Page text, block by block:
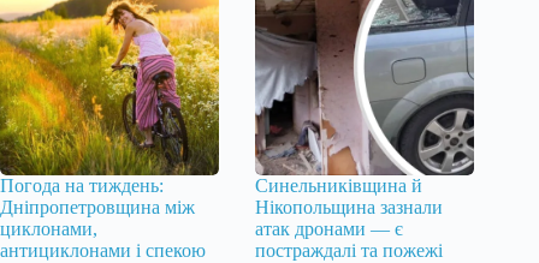
Погода на тиждень:
Дніпропетровщина між
циклонами,
антициклонами і спекою
Синельниківщина й
Нікопольщина зазнали
атак дронами — є
постраждалі та пожежі